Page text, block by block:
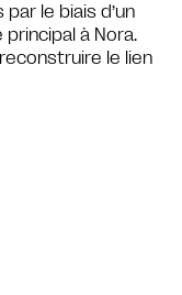
le biais d’un
à Nora.
le lien